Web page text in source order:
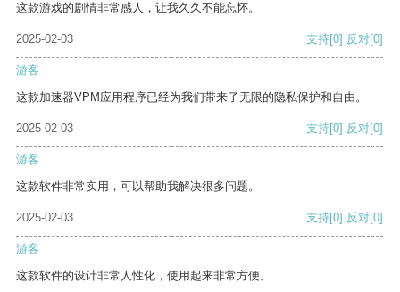
这款游戏的剧情非常感人，让我久久不能忘怀。
2025-02-03 支持[0] 反对[0]
游客
这款加速器VPM应用程序已经为我们带来了无限的隐私保护和自由。
2025-02-03 支持[0] 反对[0]
游客
这款软件非常实用，可以帮助我解决很多问题。
2025-02-03 支持[0] 反对[0]
游客
这款软件的设计非常人性化，使用起来非常方便。